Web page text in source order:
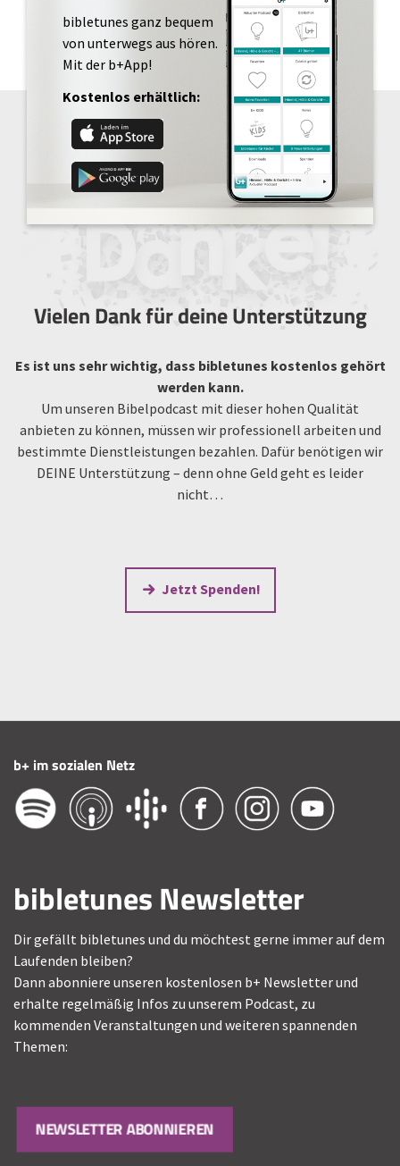
bibletunes ganz bequem
von unterwegs aus hören.
Mit der b+App!
Kostenlos erhältlich:
Vielen Dank für deine Unterstützung
Es ist uns sehr wichtig, dass bibletunes kostenlos gehört
werden kann.
Um unseren Bibelpodcast mit dieser hohen Qualität
anbieten zu können, müssen wir professionell arbeiten und
bestimmte Dienstleistungen bezahlen. Dafür benötigen wir
DEINE Unterstützung – denn ohne Geld geht es leider
nicht…
Jetzt Spenden!
b+ im sozialen Netz
bibletunes Newsletter
Dir gefällt bibletunes und du möchtest gerne immer auf dem
Laufenden bleiben?
Dann abonniere unseren kostenlosen b+ Newsletter und
erhalte regelmäßig Infos zu unserem Podcast, zu
kommenden Veranstaltungen und weiteren spannenden
Themen:
NEWSLETTER ABONNIEREN